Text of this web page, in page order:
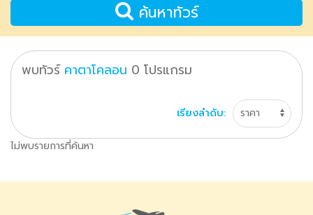
ค้นหาทัวร์
พบทัวร์ คาตาโคลอน 0 โปรแกรม
เรียงลำดับ:
ไม่พบรายการที่ค้นหา